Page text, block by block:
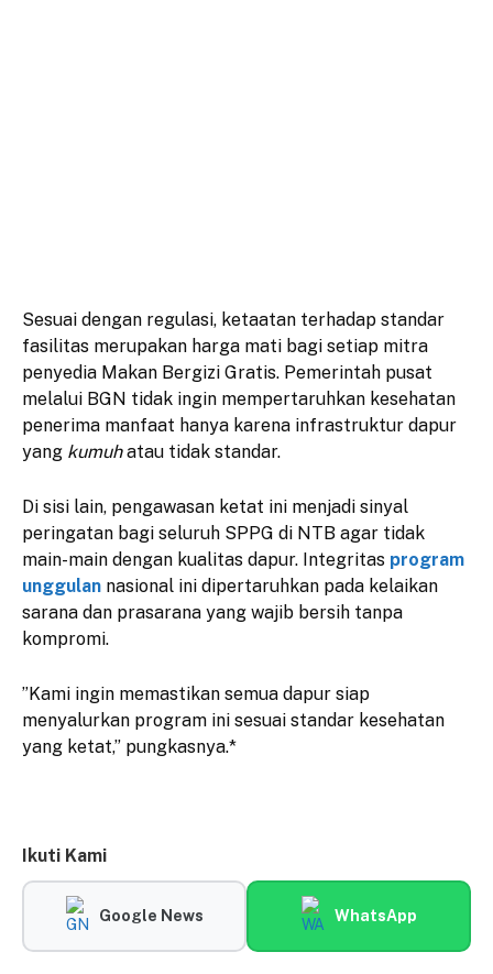
​Sesuai dengan regulasi, ketaatan terhadap standar
fasilitas merupakan harga mati bagi setiap mitra
penyedia Makan Bergizi Gratis. Pemerintah pusat
melalui BGN tidak ingin mempertaruhkan kesehatan
penerima manfaat hanya karena infrastruktur dapur
yang kumuhatau tidak standar.
​Di sisi lain, pengawasan ketat ini menjadi sinyal
peringatan bagi seluruh SPPG di NTB agar tidak
main-main dengan kualitas dapur. Integritas program
unggulan nasional ini dipertaruhkan pada kelaikan
sarana dan prasarana yang wajib bersih tanpa
kompromi.
​”Kami ingin memastikan semua dapur siap
menyalurkan program ini sesuai standar kesehatan
yang ketat,” pungkasnya.*
Ikuti Kami
Google News WhatsApp